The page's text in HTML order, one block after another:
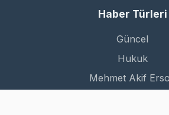
Haber Türleri
Güncel
Hukuk
Mehmet Akif